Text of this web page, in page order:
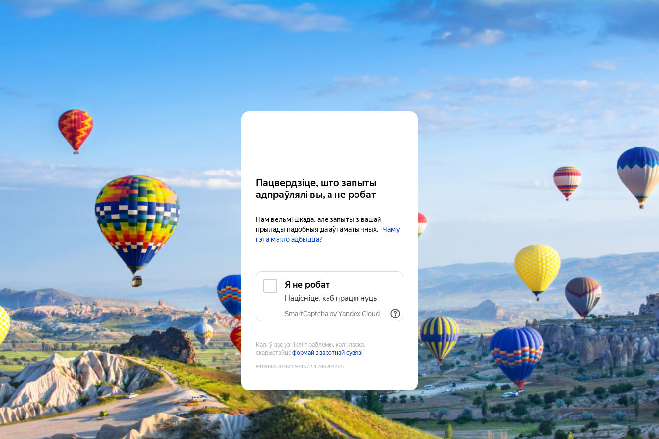
Пацвердзіце, што запыты
адпраўлялі вы, а не робат
Нам вельмі шкада, але запыты з вашай
прылады падобныя да аўтаматычных.
Чаму
гэта магло адбыцца?
Я не робат
Націсніце, каб працягнуць
SmartCaptcha by Yandex Cloud
Калі ў вас узніклі праблемы, калі ласка,
скарыстайцеформай зваротнай сувязі
9189685384622941672:1786204425